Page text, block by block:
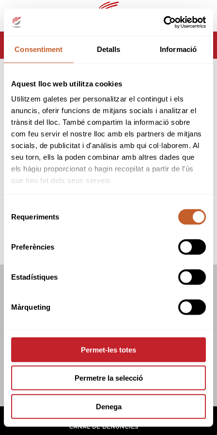
Consentiment Detalls Informació
Aquest lloc web utilitza cookies
Utilitzem galetes per personalitzar el contingut i els
anuncis, oferir funcions de mitjans socials i analitzar el
trànsit del lloc. També compartim la informació sobre
com feu servir el nostre lloc amb els partners de mitjans
socials, de publicitat i d'anàlisis amb qui col·laborem. Al
seu torn, ells la poden combinar amb altres dades que
els hàgiu proporcionat o hagin recopilat a partir de l'ús
que heu fet dels seus serveis.
Requeriments
Preferències
Estadístiques
Màrqueting
Permet-les totes
Permetre la selecció
Denega
ca es
CAMPIONAT DE CATALUNYA INTERCLUBS INFANTIL 2026
CAMPIONAT DE
CATALUNYA INTERCLUBS
INFANTIL 2026
Organitzador: Federació Catalana de Golf
Seu: Club de Golf Sant Cugat
Data inici: 31-10-2026
Data fi:
01-11-2026
Modalitat:
Fourball - Stableford
Tipus: Obert
C/TUSET 32, 8ÈNA PLANTA. 08006 BCN
POLÍTICA DE COOKIES
POLÍTICA DE PRIVADESA
CANAL DE DENÚNCIES